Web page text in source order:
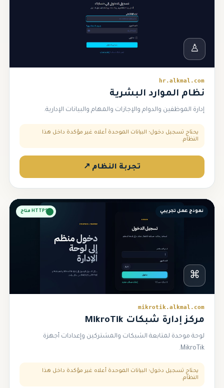
♙
hr.alkmal.com
نظام الموارد البشرية
إدارة الموظفين والدوام والإجازات والمهام والبيانات الإدارية.
يحتاج تسجيل دخول؛ البيانات الموحدة أعلاه غير مؤكدة داخل هذا
النظام.
تجربة النظام ↗
نموذج عمل تجريبي HTTPS متاح
⌘
mikrotik.alkmal.com
مركز إدارة شبكات MikroTik
لوحة موحدة لمتابعة الشبكات والمشتركين وإعدادات أجهزة
MikroTik.
يحتاج تسجيل دخول؛ البيانات الموحدة أعلاه غير مؤكدة داخل هذا
النظام.